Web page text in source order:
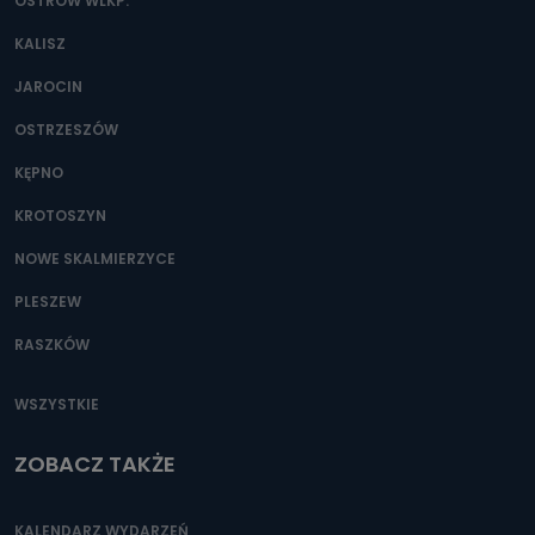
Można to zrobić pod numerem telefonu 62 735-51-05 lub
e-mailowo pod adresem: poczta@tvproart.pl
KALISZ
JAROCIN
OSTRZESZÓW
KĘPNO
KROTOSZYN
NOWE SKALMIERZYCE
PLESZEW
RASZKÓW
WSZYSTKIE
ZOBACZ TAKŻE
KALENDARZ WYDARZEŃ